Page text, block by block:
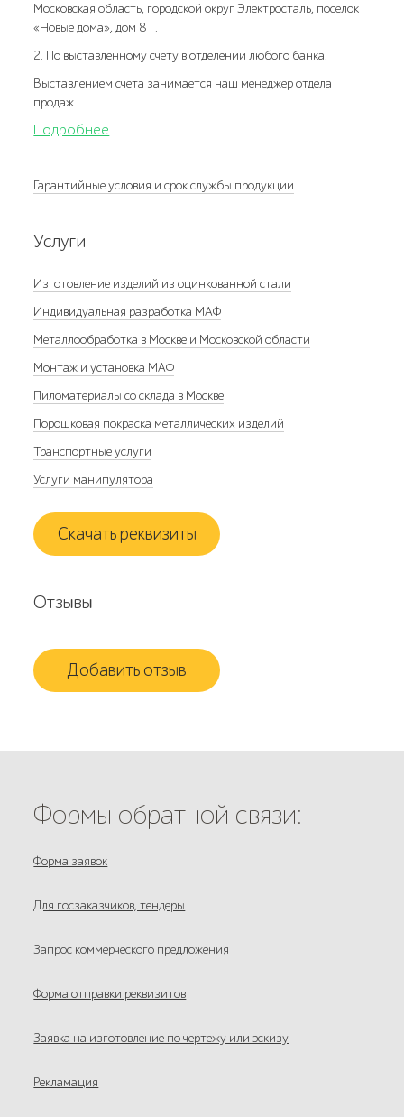
Московская область, городской округ Электросталь, поселок
«Новые дома», дом 8 Г.
2. По выставленному счету в отделении любого банка.
Выставлением счета занимается наш менеджер отдела
продаж.
Подробнее
Гарантийные условия и срок службы продукции
Услуги
Изготовление изделий из оцинкованной стали
Индивидуальная разработка МАФ
Металлообработка в Москве и Московской области
Монтаж и установка МАФ
Пиломатериалы со склада в Москве
Порошковая покраска металлических изделий
Транспортные услуги
Услуги манипулятора
Скачать реквизиты
Отзывы
Добавить отзыв
Формы обратной связи:
Форма заявок
Для госзаказчиков, тендеры
Запрос коммерческого предложения
Форма отправки реквизитов
Заявка на изготовление по чертежу или эскизу
Рекламация